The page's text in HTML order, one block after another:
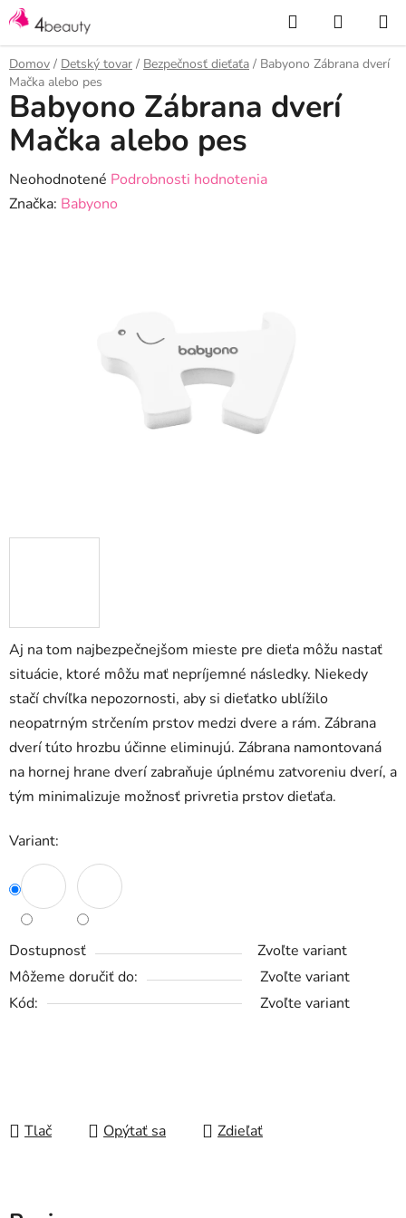
Prejsť
na
obsah
Hľadať
KOŠÍK
Domov / Detský tovar / Bezpečnosť dieťaťa / Babyono Zábrana dverí
Mačka alebo pes
Aj na tom najbezpečnejšom mieste pre dieťa môžu nastať
situácie, ktoré môžu mať nepríjemné následky. Niekedy
stačí chvíľka nepozornosti, aby si dieťatko ublížilo
neopatrným strčením prstov medzi dvere a rám. Zábrana
dverí túto hrozbu účinne eliminujú. Zábrana namontovaná
na hornej hrane dverí zabraňuje úplnému zatvoreniu dverí, a
tým minimalizuje možnosť privretia prstov dieťaťa.
Variant:
Dostupnosť
Zvoľte variant
Môžeme doručiť do:
Zvoľte variant
Kód:
Zvoľte variant
Tlač Opýtať sa Zdieľať
Babyono Zábrana dverí
Mačka alebo pes
Priemerné
hodnotenie
Neohodnotené Podrobnosti hodnotenia
Značka: Babyono